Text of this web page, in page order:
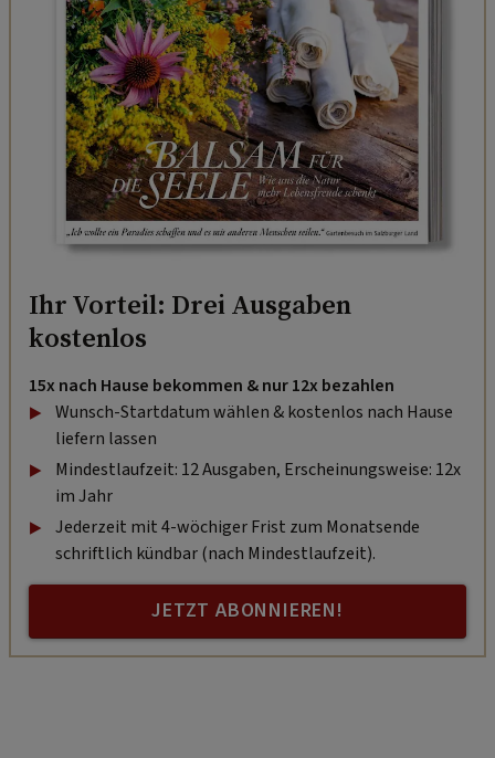
Ihr Vorteil: Drei Ausgaben
kostenlos
15x nach Hause bekommen & nur 12x bezahlen
Wunsch-Startdatum wählen & kostenlos nach Hause
liefern lassen
Mindestlaufzeit: 12 Ausgaben, Erscheinungsweise: 12x
im Jahr
Jederzeit mit 4-wöchiger Frist zum Monatsende
schriftlich kündbar (nach Mindestlaufzeit).
JETZT ABONNIEREN!